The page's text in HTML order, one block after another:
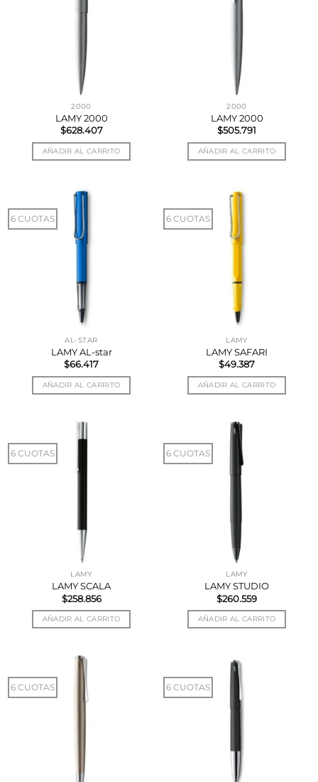
2000
LAMY 2000
$628.407
AÑADIR AL CARRITO
2000
LAMY 2000
$505.791
AÑADIR AL CARRITO
6 CUOTAS
AL-STAR
LAMY AL-star
$66.417
AÑADIR AL CARRITO
6 CUOTAS
LAMY
LAMY SAFARI
$49.387
AÑADIR AL CARRITO
6 CUOTAS
LAMY
LAMY SCALA
$258.856
AÑADIR AL CARRITO
6 CUOTAS
LAMY
LAMY STUDIO
$260.559
AÑADIR AL CARRITO
6 CUOTAS 6 CUOTAS